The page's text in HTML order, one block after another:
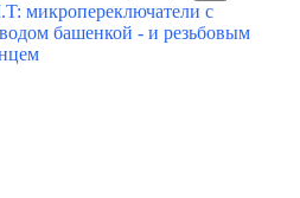
микропереключатели с
башенкой - и резьбовым